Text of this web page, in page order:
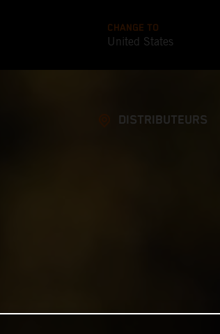
CHANGE TO
United States
DISTRIBUTEURS